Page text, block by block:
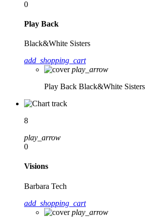
0
Play Back
Black&White Sisters
add_shopping_cart
play_arrow
Play Back Black&White Sisters
8
play_arrow
0
Visions
Barbara Tech
add_shopping_cart
play_arrow